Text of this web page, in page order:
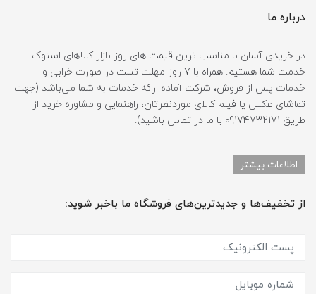
درباره ما
در خریدی آسان با مناسب ترین قیمت های روز بازار کالاهای استوک
خدمت شما هستیم. همراه با 7 روز مهلت تست در صورت خرابی و
خدمات پس از فروش، شرکت آماده ارائه خدمات به شما می‌باشد (جهت
تماشای عکس یا فیلم کالای موردنظرتان، راهنمایی و مشاوره خرید از
طریق 09174732171 با ما در تماس باشید).
اطلاعات بیشتر
از تخفیف‌ها و جدیدترین‌های فروشگاه ما باخبر شوید: